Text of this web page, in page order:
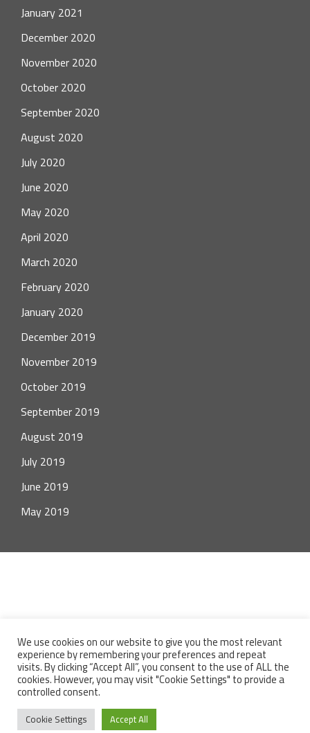
January 2021
December 2020
November 2020
October 2020
September 2020
August 2020
July 2020
June 2020
May 2020
April 2020
March 2020
February 2020
January 2020
December 2019
November 2019
October 2019
September 2019
August 2019
July 2019
June 2019
May 2019
© 2026 Perfektní styl. Proudly powered bySydney
Texty, koláže a fotografie na tomto webu jsou majetkem
autora a jsou chráněny autorským právem. Jejich šíření bez
souhlasu autora je zakázané. Fotografie celebrit jsou čerpané
z veřejně dostupných zdrojů a perfektnistyl.cz si na ně
We use cookies on our website to give you the most relevant
experience by remembering your preferences and repeat
visits. By clicking “Accept All”, you consent to the use of ALL the
cookies. However, you may visit "Cookie Settings" to provide a
controlled consent.
Cookie Settings Accept All